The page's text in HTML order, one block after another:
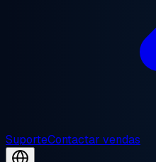
SuporteContactar vendas